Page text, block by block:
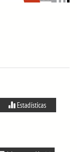
Estadísticas